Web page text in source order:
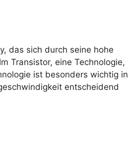
das sich durch seine hohe
Transistor, eine Technologie,
ist besonders wichtig in
entscheidend